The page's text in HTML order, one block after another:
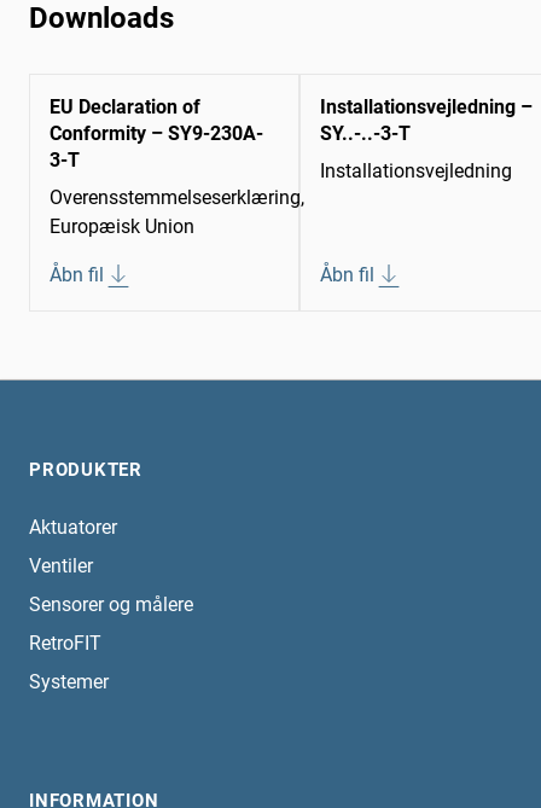
Downloads
EU Declaration of
Conformity – SY9-230A-
3-T
Overensstemmelseserklæring,
Europæisk Union
Åbn fil
Installationsvejledning –
SY..-..-3-T
Installationsvejledning
Åbn fil
PRODUKTER
Aktuatorer
Ventiler
Sensorer og målere
RetroFIT
Systemer
INFORMATION